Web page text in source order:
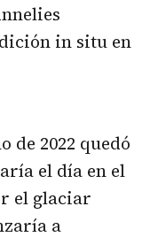
in situ en
de 2022 quedó
el día en el
el glaciar
a